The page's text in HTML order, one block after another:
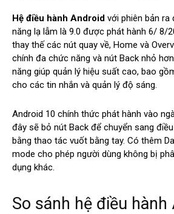
Hệ điều hành Android với phiên bản ra
năng lạ lẫm là 9.0 được phát hành 6/ 8/
thay thế các nút quay về, Home và
chính đa chức năng và nút Back nhỏ
năng giúp quản lý hiệu suất cao, bao
cho các tin nhắn và quản lý độ sáng.
Android 10 chính thức phát hành vào
đây sẽ bỏ nút Back để chuyển sang
bằng thao tác vuốt bằng tay. Có thêm
mode cho phép người dùng không bị
dụng khác.
So sánh hệ điều hành